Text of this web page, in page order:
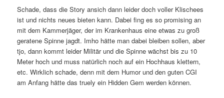
Schade, dass die Story ansich dann leider doch voller Klischees
ist und nichts neues bieten kann. Dabei fing es so promising an
mit dem Kammerjäger, der im Krankenhaus eine etwas zu groß
geratene Spinne jagdt. Imho hätte man dabei bleiben sollen, aber
tjo, dann kommt leider Militär und die Spinne wächst bis zu 10
Meter hoch und muss natürlich noch auf ein Hochhaus klettern,
etc. Wirklich schade, denn mit dem Humor und den guten CGI
am Anfang hätte das truely ein Hidden Gem werden können.